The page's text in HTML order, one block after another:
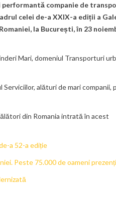
performantă companie de
celei de-a XXIX-a ediții a
la București, în 23
Mari, domeniul Transporturi
alături de mari companii,
din Romania intrată în acest
a 52-a ediție
Peste 75.000 de oameni